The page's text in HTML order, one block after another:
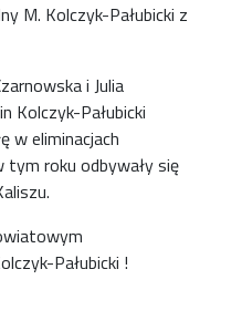
M. Kolczyk-Pałubicki z
i Julia
Kolczyk-Pałubicki
w eliminacjach
tym roku odbywały się
Pałubicki !